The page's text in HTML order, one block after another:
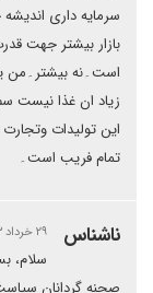
سرمایه داری
بازار بیشتر جهت
است۔نه بیشتر۔من
زیاد ان غذا نیست
این تولیدات
تمام فریب است۔
ناشناس ۲۹ خرداد ۱۴۰۳ | ۰۷:۲۱
سلام،
صحنه گردانان